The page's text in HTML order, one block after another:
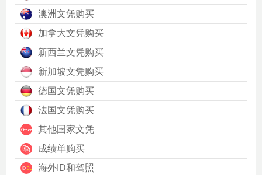
澳洲文凭购买
加拿大文凭购买
新西兰文凭购买
新加坡文凭购买
德国文凭购买
法国文凭购买
其他国家文凭
成绩单购买
海外ID和驾照